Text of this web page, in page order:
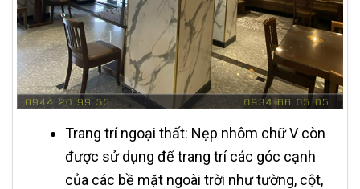
Trang trí ngoại thất: Nẹp nhôm chữ V còn
được sử dụng để trang trí các góc cạnh
của các bề mặt ngoài trời như tường, cột,